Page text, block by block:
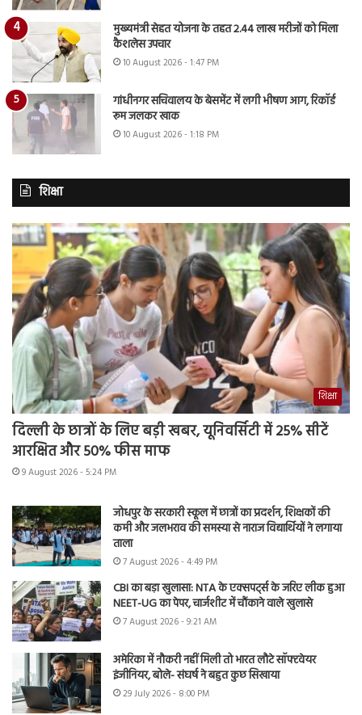
मुख्यमंत्री सेहत योजना के तहत 2.44 लाख मरीजों को मिला
कैशलेस उपचार
10 August 2026 - 1:47 PM
गांधीनगर सचिवालय के बेसमेंट में लगी भीषण आग, रिकॉर्ड
रूम जलकर खाक
10 August 2026 - 1:18 PM
शिक्षा
शिक्षा
दिल्ली के छात्रों के लिए बड़ी खबर, यूनिवर्सिटी में 25% सीटें
आरक्षित और 50% फीस माफ
9 August 2026 - 5:24 PM
जोधपुर के सरकारी स्कूल में छात्रों का प्रदर्शन, शिक्षकों की
कमी और जलभराव की समस्या से नाराज विद्यार्थियों ने लगाया
ताला
7 August 2026 - 4:49 PM
CBI का बड़ा खुलासा: NTA के एक्सपर्ट्स के जरिए लीक हुआ
NEET-UG का पेपर, चार्जशीट में चौंकाने वाले खुलासे
7 August 2026 - 9:21 AM
अमेरिका में नौकरी नहीं मिली तो भारत लौटे सॉफ्टवेयर
इंजीनियर, बोले- संघर्ष ने बहुत कुछ सिखाया
29 July 2026 - 8:00 PM